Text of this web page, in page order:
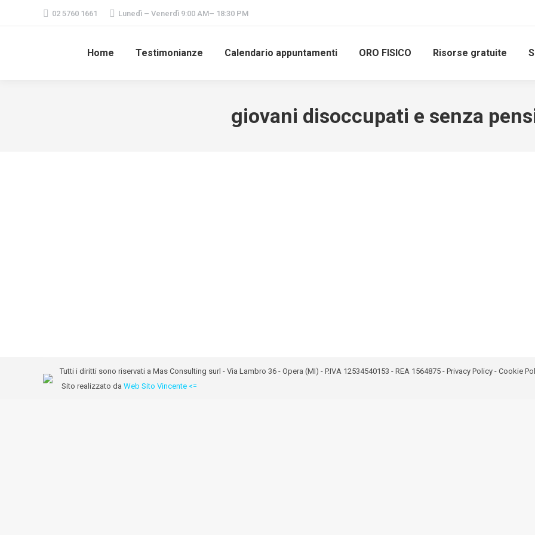
02 5760 1661 Lunedì – Venerdì 9:00 AM– 18:30 PM
Home Testimonianze Calendario appuntamenti ORO FISICO Risorse gratuite
giovani disoccupati e senza
Tutti i diritti sono riservati a Mas Consulting surl - Via Lambro 36 - Opera (MI) - P.IVA 12534540153 - REA 1564875 - Privacy Policy - Cookie
Sito realizzato da Web Sito Vincente <=